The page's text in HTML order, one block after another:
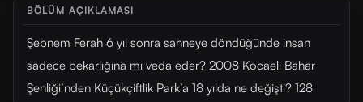
BÖLÜM AÇIKLAMASI
Şebnem Ferah 6 yıl sonra sahneye döndüğünde insan
sadece bekarlığına mı veda eder? 2008 Kocaeli Bahar
Şenliği’nden Küçükçiftlik Park’a 18 yılda ne değişti? 128